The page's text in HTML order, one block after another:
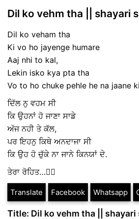
Dil ko vehm tha || shayari
Dil ko veham tha
Ki vo ho jayenge humare
Aaj nhi to kal,
Lekin isko kya pta tha
Vo to ho chuke pehle he na jaane
ਦਿੱਲ ਨੁ ਵਹਮ ਸੀ
ਕਿ ਉਹਨਾਂ ਹੋ ਜਾਣਾ ਸਾਡੇ
ਅੱਜ ਨਹੀ ਤੇ ਕੱਲ,
ਪਰ ਇਹਨੁ ਕਿਥੇ ਅਨਦਾਜਾ ਸੀ
ਕਿ ਉਹ ਹੋ ਚੁੱਕੇ ਨਾ ਜਾਨੇ ਕਿਨਯਾਂ ਦੇ.
ਤੇਰਾ ਰੋਹਿਤ…✍🏻
Translate Facebook Whatsapp
Title: Dil ko vehm tha || shayari